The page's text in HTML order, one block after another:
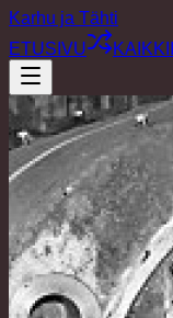
Karhu ja Tähti
ETUSIVU
KAIKKI